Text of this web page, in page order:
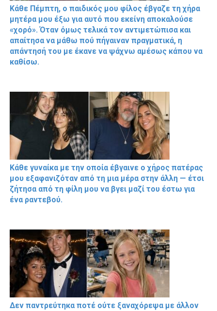
Κάθε Πέμπτη, ο παιδικός μου φίλος έβγαζε τη χήρα
μητέρα μου έξω για αυτό που εκείνη αποκαλούσε
«χορό». Όταν όμως τελικά τον αντιμετώπισα και
απαίτησα να μάθω πού πήγαιναν πραγματικά, η
απάντησή του με έκανε να ψάχνω αμέσως κάπου να
καθίσω.
Κάθε γυναίκα με την οποία έβγαινε ο χήρος πατέρας
μου εξαφανιζόταν από τη μια μέρα στην άλλη — έτσι
ζήτησα από τη φίλη μου να βγει μαζί του έστω για
ένα ραντεβού.
Δεν παντρεύτηκα ποτέ ούτε ξαναχόρεψα με άλλον